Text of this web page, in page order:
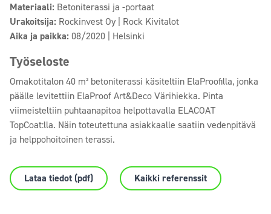
Materiaali: Betoniterassi ja -portaat
Urakoitsija: Rockinvest Oy | Rock Kivitalot
Aika ja paikka: 08/2020 | Helsinki
Työseloste
Omakotitalon 40 m² betoniterassi käsiteltiin ElaProofilla, jonka
päälle levitettiin ElaProof Art&Deco Värihiekka. Pinta
viimeisteltiin puhtaanapitoa helpottavalla ELACOAT
TopCoat:lla. Näin toteutettuna asiakkaalle saatiin vedenpitävä
ja helppohoitoinen terassi.
Lataa tiedot (pdf) Kaikki referenssit